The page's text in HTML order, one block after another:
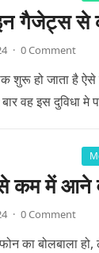
गैजेट्स से
· 0 Comment
शुरू हो जाता है
वह इस दुविधा मे
कम में आने
· 0 Comment
का बोलबाला